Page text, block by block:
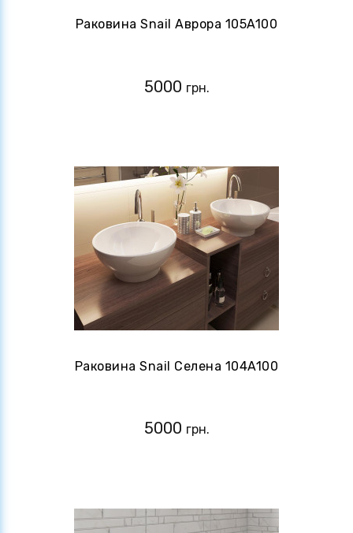
Раковина Snail Аврора 105A100
5000 грн.
Раковина Snail Селена 104A100
5000 грн.